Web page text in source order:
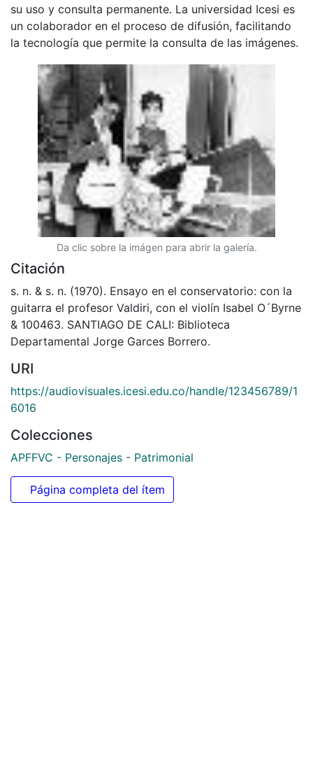
su uso y consulta permanente. La universidad Icesi es
un colaborador en el proceso de difusión, facilitando
la tecnología que permite la consulta de las imágenes.
Da clic sobre la imágen para abrir la galería.
Citación
s. n. & s. n. (1970). Ensayo en el conservatorio: con la
guitarra el profesor Valdiri, con el violín Isabel O´Byrne
& 100463. SANTIAGO DE CALI: Biblioteca
Departamental Jorge Garces Borrero.
URI
https://audiovisuales.icesi.edu.co/handle/123456789/1
6016
Colecciones
APFFVC - Personajes - Patrimonial
Página completa del ítem